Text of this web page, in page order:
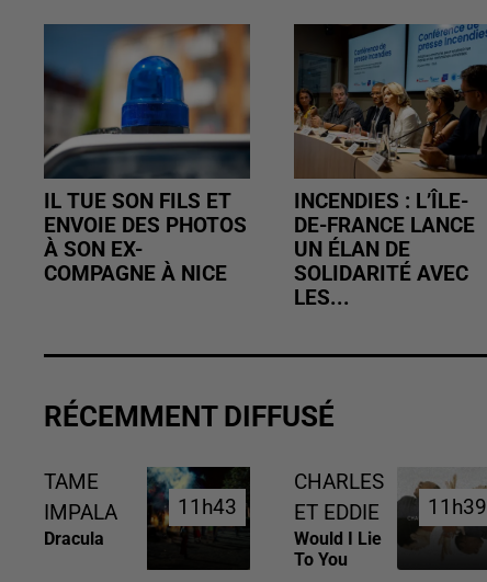
IL TUE SON FILS ET
ENVOIE DES PHOTOS
À SON EX-
COMPAGNE À NICE
INCENDIES : L’ÎLE-
DE-FRANCE LANCE
UN ÉLAN DE
SOLIDARITÉ AVEC
LES...
RÉCEMMENT DIFFUSÉ
TAME
IMPALA
Dracula
11h43
11h43
CHARLES
ET EDDIE
Would I Lie
To You
11h39
11h39